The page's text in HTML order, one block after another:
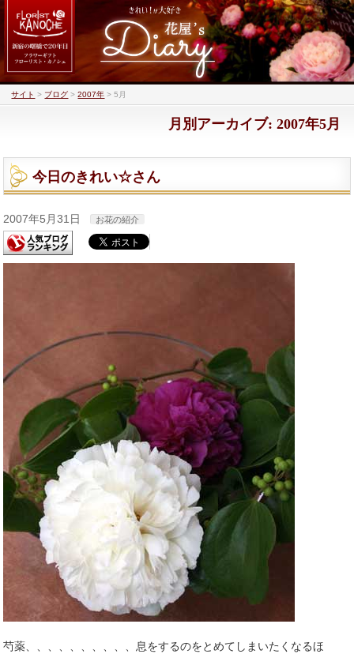
サイト > ブログ >2007年 >5月
月別アーカイブ: 2007年5月
今日のきれい☆さん
2007年5月31日 お花の紹介
芍薬、、、、、、、、、、息をするのをとめてしまいたくなるほ